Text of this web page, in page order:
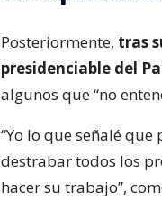
Posteriormente, tras
presidenciable del
algunos que “no
“Yo lo que señalé
destrabar todos los
hacer su trabajo”,